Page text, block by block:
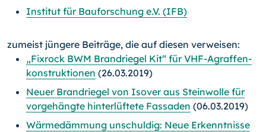
Institut für Bauforschung e.V. (IFB)
zumeist jüngere Beiträge, die auf diesen verweisen:
„Fixrock BWM Brandriegel Kit“ für VHF-Agraffen­
konstruk­tionen (26.03.2019)
Neuer Brandriegel von Isover aus Steinwolle für
vorgehängte hinterlüftete Fassaden (06.03.2019)
Wärmedämmung unschuldig: Neue Erkenntnisse